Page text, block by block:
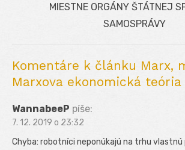
MIESTNE ORGÁNY ŠTÁTNEJ
SAMOSPRÁVY
Komentáre k článku Marx,
Marxova ekonomická teória
WannabeeP píše:
7. 12. 2019 o 23:32
Chyba: robotníci neponúkajú na trhu vlastnú